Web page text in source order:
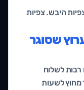
היבש. צפיות
שסוגר
לשלוח
לשעות